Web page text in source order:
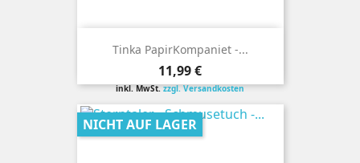
Tinka PapirKompaniet -...
Preis
11,99 €
inkl. MwSt.zzgl. Versandkosten
NICHT AUF LAGER